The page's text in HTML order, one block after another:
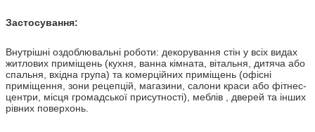
Застосування:
Внутрішні оздоблювальні роботи: декорування стін у всіх видах
житлових приміщень (кухня, ванна кімната, вітальня, дитяча або
спальня, вхідна група) та комерційних приміщень (офісні
приміщення, зони рецепцій, магазини, салони краси або фітнес-
центри, місця громадської присутності), меблів , дверей та інших
рівних поверхонь.